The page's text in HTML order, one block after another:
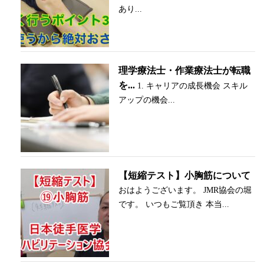
あり...
理学療法士・作業療法士が転職
を... 1. キャリアの成長機会 スキル
アップの機会...
【短縮テスト】小胸筋について
おはようございます。 JMR協会の堀
です。 いつもご覧頂き 本当...